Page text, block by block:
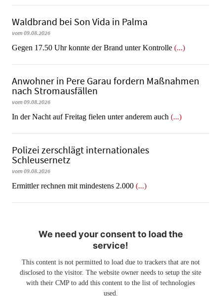
Waldbrand bei Son Vida in Palma
vom 09.08.2026
Gegen 17.50 Uhr konnte der Brand unter Kontrolle (...)
Anwohner in Pere Garau fordern Maßnahmen
nach Stromausfällen
vom 09.08.2026
In der Nacht auf Freitag fielen unter anderem auch (...)
Polizei zerschlägt internationales
Schleusernetz
vom 09.08.2026
Ermittler rechnen mit mindestens 2.000 (...)
We need your consent to load the
service!
This content is not permitted to load due to trackers that are not
disclosed to the visitor. The website owner needs to setup the site
with their CMP to add this content to the list of technologies
used.